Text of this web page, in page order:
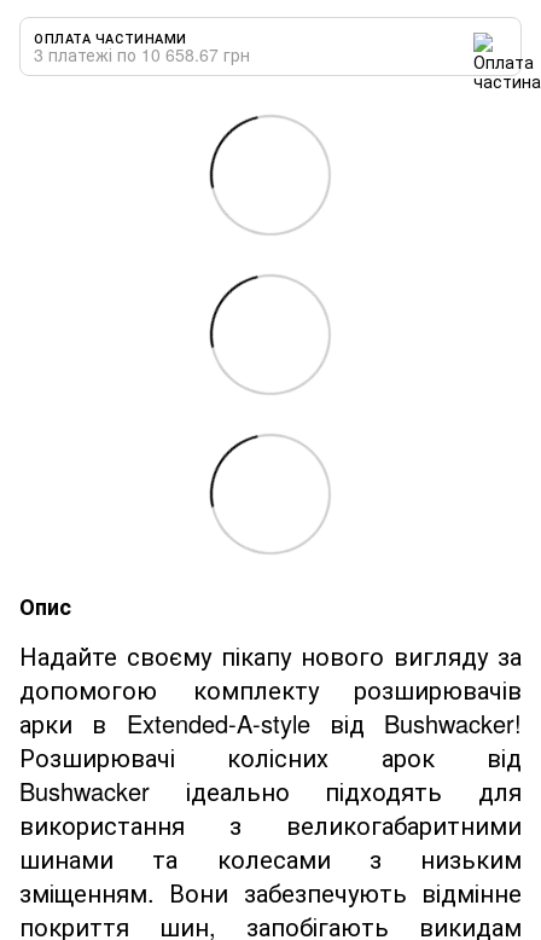
ОПЛАТА ЧАСТИНАМИ
3 платежі по 10 658.67 грн
Опис
Надайте своєму пікапу нового вигляду за
допомогою комплекту розширювачів
арки в Extended-A-style від Bushwacker!
Розширювачі колісних арок від
Bushwacker ідеально підходять для
використання з великогабаритними
шинами та колесами з низьким
зміщенням. Вони забезпечують відмінне
покриття шин, запобігають викидам